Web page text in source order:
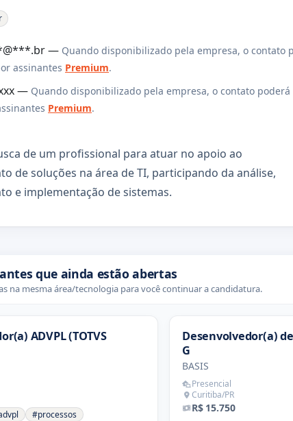
— Quando disponibilizado pela empresa, o contato
assinantes Premium.
— Quando disponibilizado pela empresa, o contato poderá
Premium.
de um profissional para atuar no apoio ao
de soluções na área de TI, participando da análise,
e implementação de sistemas.
que ainda estão abertas
na mesma área/tecnologia para você continuar a candidatura.
ADVPL (TOTVS
#processos
Desenvolvedor(a)
G
BASIS
Presencial
Curitiba/PR
R$ 15.750